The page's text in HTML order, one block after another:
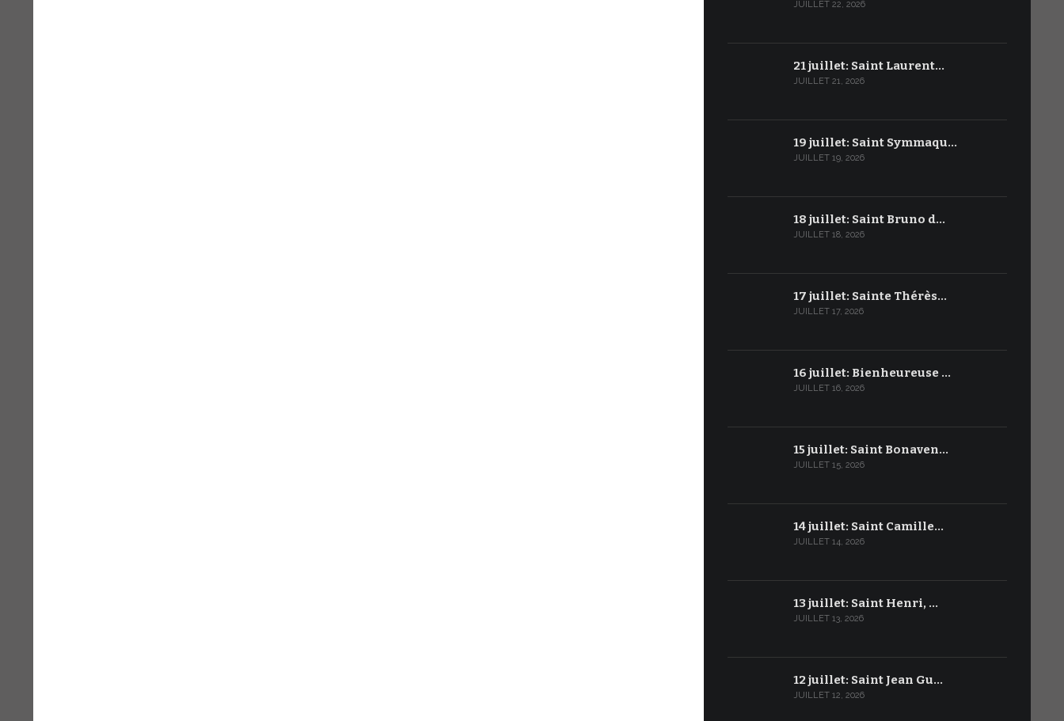
JUILLET 22, 2026
21 juillet: Saint Laurent…
JUILLET 21, 2026
19 juillet: Saint Symmaqu…
JUILLET 19, 2026
18 juillet: Saint Bruno d…
JUILLET 18, 2026
17 juillet: Sainte Thérès…
JUILLET 17, 2026
16 juillet: Bienheureuse …
JUILLET 16, 2026
15 juillet: Saint Bonaven…
JUILLET 15, 2026
14 juillet: Saint Camille…
JUILLET 14, 2026
13 juillet: Saint Henri, …
JUILLET 13, 2026
12 juillet: Saint Jean Gu…
JUILLET 12, 2026